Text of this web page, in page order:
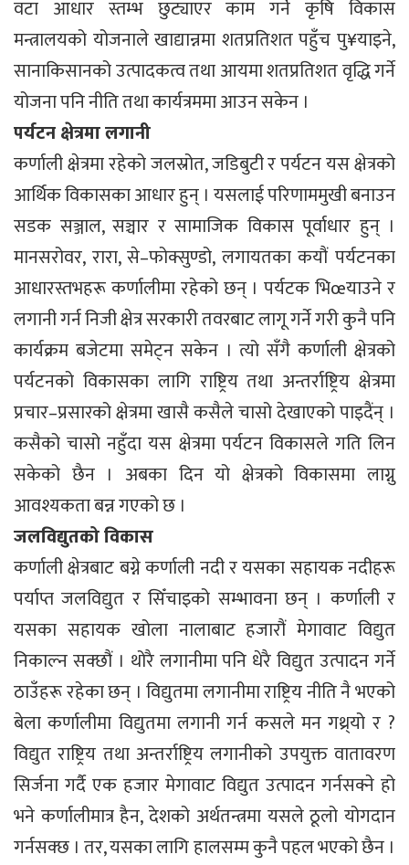
वटा आधार स्तम्भ छुट्याएर काम गर्ने कृषि विकास
मन्त्रालयको योजनाले खाद्यान्नमा शतप्रतिशत पहुँच पु¥याइने,
सानाकिसानको उत्पादकत्व तथा आयमा शतप्रतिशत वृद्धि गर्ने
योजना पनि नीति तथा कार्यत्रममा आउन सकेन ।
पर्यटन क्षेत्रमा लगानी
कर्णाली क्षेत्रमा रहेको जलस्रोत, जडिबुटी र पर्यटन यस क्षेत्रको
आर्थिक विकासका आधार हुन् । यसलाई परिणाममुखी बनाउन
सडक सञ्जाल, सञ्चार र सामाजिक विकास पूर्वाधार हुन् ।
मानसरोवर, रारा, से–फोक्सुण्डो, लगायतका कयौं पर्यटनका
आधारस्तभहरू कर्णालीमा रहेको छन् । पर्यटक भिœयाउने र
लगानी गर्न निजी क्षेत्र सरकारी तवरबाट लागू गर्ने गरी कुनै पनि
कार्यक्रम बजेटमा समेट्न सकेन । त्यो सँगै कर्णाली क्षेत्रको
पर्यटनको विकासका लागि राष्ट्रिय तथा अन्तर्राष्ट्रिय क्षेत्रमा
प्रचार–प्रसारको क्षेत्रमा खासै कसैले चासो देखाएको पाइदैंन् ।
कसैको चासो नहुँदा यस क्षेत्रमा पर्यटन विकासले गति लिन
सकेको छैन । अबका दिन यो क्षेत्रको विकासमा लाग्नु
आवश्यकता बन्न गएको छ ।
जलविद्युतको विकास
कर्णाली क्षेत्रबाट बग्ने कर्णाली नदी र यसका सहायक नदीहरू
पर्याप्त जलविद्युत र सिँचाइको सम्भावना छन् । कर्णाली र
यसका सहायक खोला नालाबाट हजारौं मेगावाट विद्युत
निकाल्न सक्छौं । थोरै लगानीमा पनि धेरै विद्युत उत्पादन गर्ने
ठाउँहरू रहेका छन् । विद्युतमा लगानीमा राष्ट्रिय नीति नै भएको
बेला कर्णालीमा विद्युतमा लगानी गर्न कसले मन गथ्र्यो र ?
विद्युत राष्ट्रिय तथा अन्तर्राष्ट्रिय लगानीको उपयुक्त वातावरण
सिर्जना गर्दै एक हजार मेगावाट विद्युत उत्पादन गर्नसक्ने हो
भने कर्णालीमात्र हैन, देशको अर्थतन्त्रमा यसले ठूलो योगदान
गर्नसक्छ । तर, यसका लागि हालसम्म कुनै पहल भएको छैन ।